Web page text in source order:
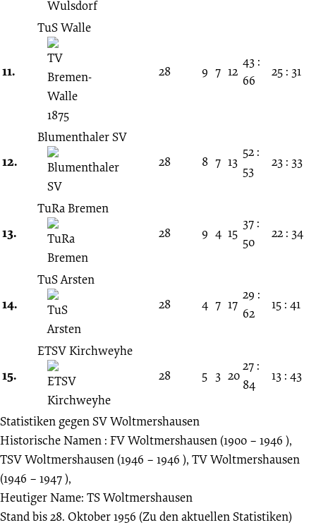
11.
TuS Walle
28 9 7 12
43 :
66
25 : 31
12.
Blumenthaler SV
28
8 7 13
52 :
53
23 : 33
13.
TuRa Bremen
28
9 4 15
37 :
50
22 : 34
14.
TuS Arsten
28
4 7 17
29 :
62
15 : 41
15.
ETSV Kirchweyhe
28
5 3 20
27 :
84
13 : 43
Statistiken gegenSV Woltmershausen
Historische Namen : FV Woltmershausen (1900 – 1946 ),
TSV Woltmershausen (1946 – 1946 ), TV Woltmershausen
(1946 – 1947 ),
Heutiger Name: TS Woltmershausen
Stand bis 28. Oktober 1956 (Zu den aktuellen Statistiken)